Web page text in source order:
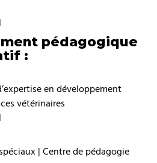
pédagogique
:
en développement
vétérinaires
| Centre de pédagogie